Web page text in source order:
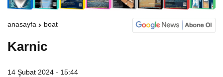
anasayfa boat
Karnic
14 Şubat 2024 - 15:44